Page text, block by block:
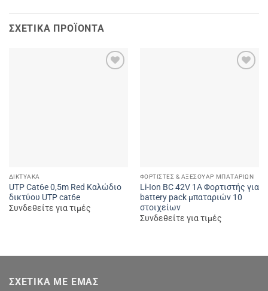
ΣΧΕΤΙΚΆ ΠΡΟΪΌΝΤΑ
ΔΙΚΤΥΑΚΆ
UTP Cat6e 0,5m Red Καλώδιο
δικτύου UTP cat6e
Συνδεθείτε για τιμές
ΦΟΡΤΙΣΤΈΣ & ΑΞΕΣΟΥΆΡ ΜΠΑΤΑΡΙΏΝ
Li-Ion BC 42V 1A Φορτιστής για
battery pack μπαταριών 10
στοιχείων
Συνδεθείτε για τιμές
ΣΧΕΤΙΚΆ ΜΕ ΕΜΆΣ